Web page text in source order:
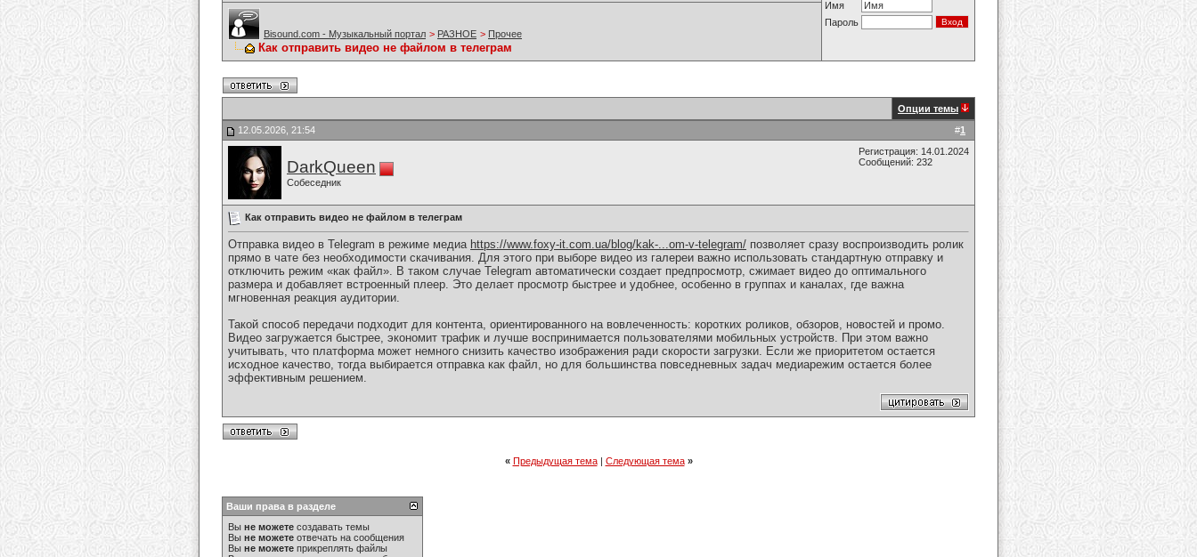
Имя
Пароль
Bisound.com - Музыкальный портал > РАЗНОЕ > Прочее
Как отправить видео не файлом в телеграм
Опции темы
#1
12.05.2026, 21:54
DarkQueen
Собеседник
Регистрация: 14.01.2024
Сообщений: 232
Как отправить видео не файлом в телеграм
Отправка видео в Telegram в режиме медиа https://www.foxy-it.com.ua/blog/kak-...om-v-telegram/ позволяет сразу воспроизводить ролик
прямо в чате без необходимости скачивания. Для этого при выборе видео из галереи важно использовать стандартную отправку и
отключить режим «как файл». В таком случае Telegram автоматически создает предпросмотр, сжимает видео до оптимального
размера и добавляет встроенный плеер. Это делает просмотр быстрее и удобнее, особенно в группах и каналах, где важна
мгновенная реакция аудитории.
Такой способ передачи подходит для контента, ориентированного на вовлеченность: коротких роликов, обзоров, новостей и промо.
Видео загружается быстрее, экономит трафик и лучше воспринимается пользователями мобильных устройств. При этом важно
учитывать, что платформа может немного снизить качество изображения ради скорости загрузки. Если же приоритетом остается
исходное качество, тогда выбирается отправка как файл, но для большинства повседневных задач медиарежим остается более
эффективным решением.
« Предыдущая тема| Следующая тема »
Ваши права в разделе
Вы не можете создавать темы
Вы не можете отвечать на сообщения
Вы не можете прикреплять файлы